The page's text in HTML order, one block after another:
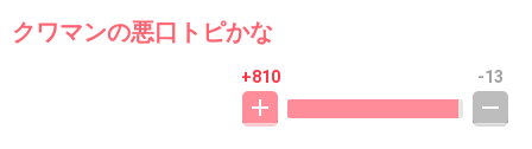
クワマンの悪口トピかな
+810 -13